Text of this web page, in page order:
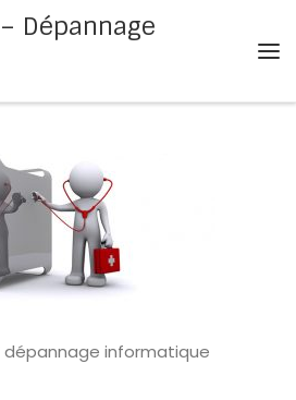
Dépannage
dépannage informatique